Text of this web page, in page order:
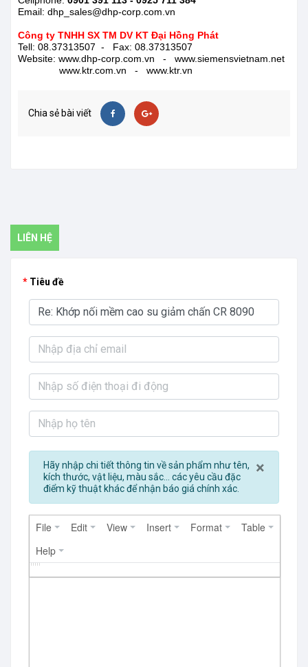
Email: dhp_sales@dhp-corp.com.vn
Công ty TNHH SX TM DV KT Đại Hồng Phát
Tell: 08.37313507 - Fax: 08.37313507
Website: www.dhp-corp.com.vn - www.siemensvietnam.net
www.ktr.com.vn - www.ktr.vn
Chia sẻ bài viết
LIÊN HỆ
Tiêu đề
×
Hãy nhập chi tiết thông tin về sản phẩm như tên,
kích thước, vật liệu, màu sắc... các yêu cầu đặc
điểm kỹ thuật khác để nhận báo giá chính xác.
File Edit View Insert Format
Table
Help